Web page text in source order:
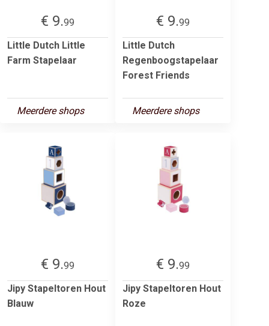
€ 9.99
Little Dutch Little
Farm Stapelaar
Meerdere shops
€ 9.99
Little Dutch
Regenboogstapelaar
Forest Friends
Meerdere shops
€ 9.99
Jipy Stapeltoren Hout
Blauw
€ 9.99
Jipy Stapeltoren Hout
Roze